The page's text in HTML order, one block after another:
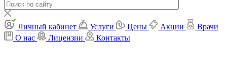
Личный кабинет Услуги Цены Акции
Врачи
О нас
Лицензии Контакты